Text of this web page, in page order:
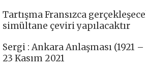
Tartışma Fransızca
simültane çeviri yapılacaktır
Sergi : Ankara Anlaşması (1921
23 Kasım 2021